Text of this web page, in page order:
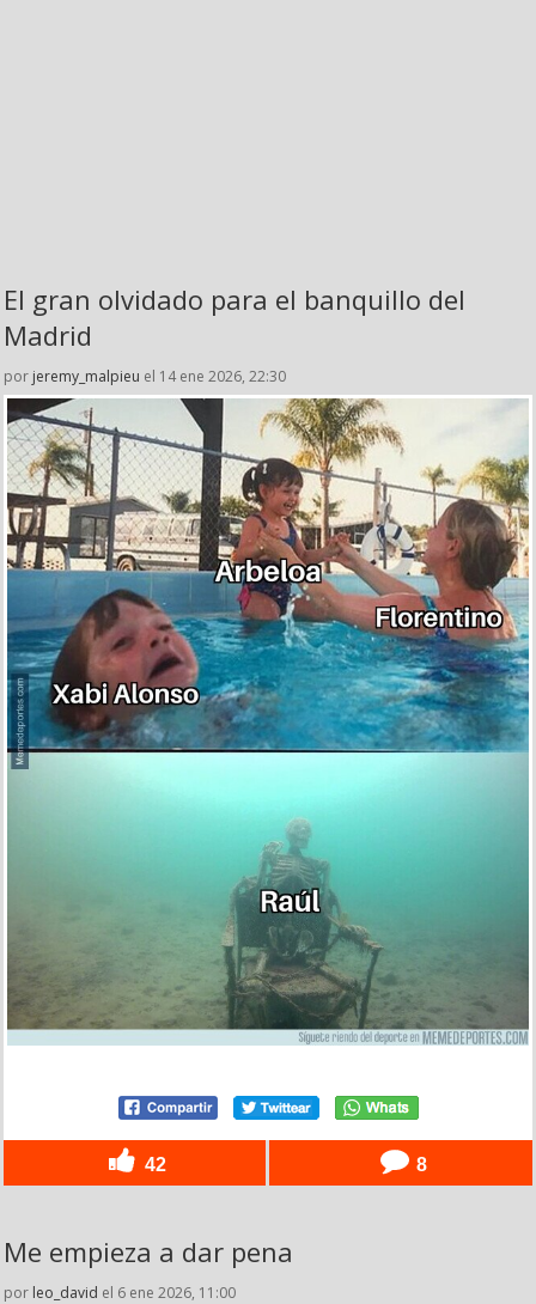
El gran olvidado para el banquillo del
Madrid
por jeremy_malpieu el 14 ene 2026, 22:30
42 8
Me empieza a dar pena
por leo_david el 6 ene 2026, 11:00